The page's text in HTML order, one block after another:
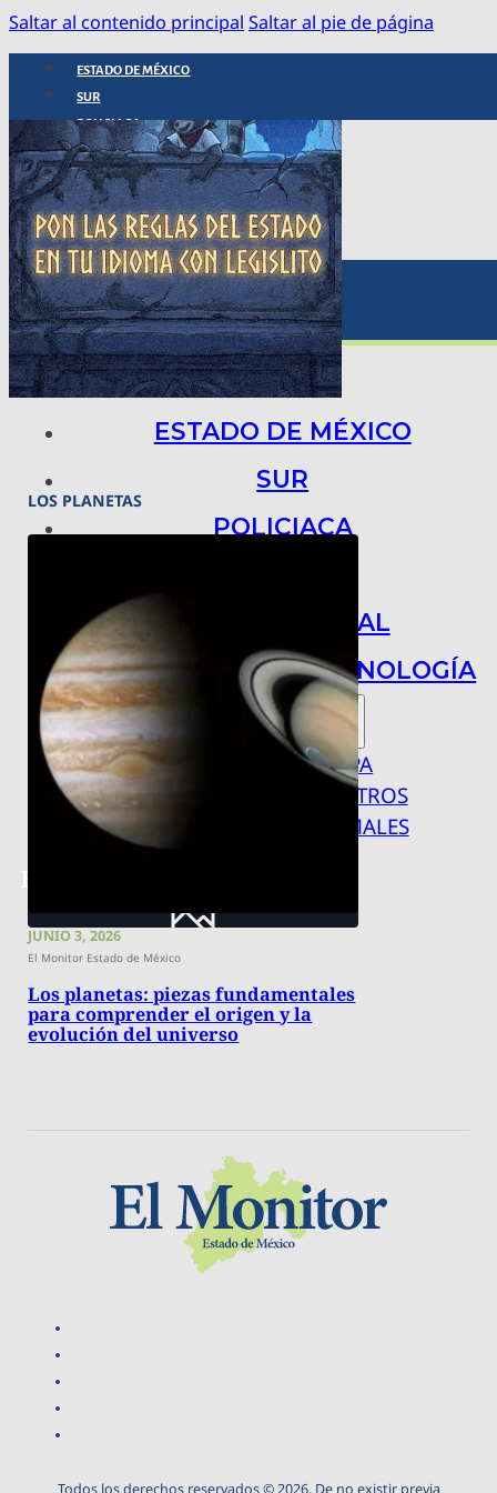
Saltar al contenido principal Saltar al pie de página
ESTADO DE MÉXICO
SUR
POLICIACA
NACIONAL
INTERNACIONAL
ARTE, CIENCIA Y TECNOLOGÍA
COLUMNAS
BAJO LA LUPA
RASTROS Y ROSTROS
VÍNCULOS ANIMALES
ESTADO DE MÉXICO
SUR
POLICIACA
INTERNACIONAL
ARTE, CIENCIA Y TECNOLOGÍA
COLUMNAS
BAJO LA LUPA
RASTROS Y ROSTROS
VÍNCULOS ANIMALES
LOS PLANETAS
JUNIO 3, 2026
El Monitor Estado de México
Los planetas: piezas fundamentales
para comprender el origen y la
evolución del universo